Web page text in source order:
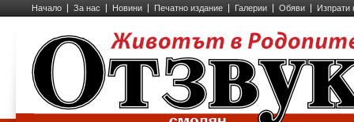
Начало За нас Новини Печатно издание Галерии Обяви Изпрати